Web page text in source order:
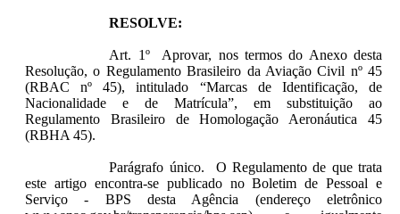
RESOLVE:
Art. 1º Aprovar, nos termos do Anexo desta
Resolução, o Regulamento Brasileiro da Aviação Civil nº 45
(RBAC nº 45), intitulado “Marcas de Identificação, de
Nacionalidade e de Matrícula”, em substituição ao
Regulamento Brasileiro de Homologação Aeronáutica 45
(RBHA 45).
Parágrafo único. O Regulamento de que trata
este artigo encontra-se publicado no Boletim de Pessoal e
Serviço - BPS desta Agência (endereço eletrônico